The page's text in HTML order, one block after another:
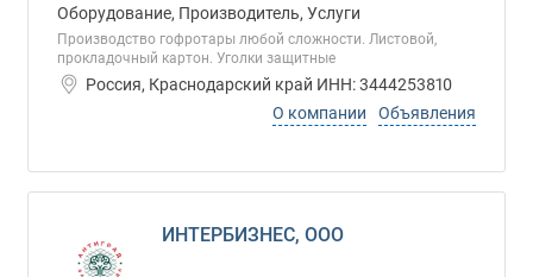
Оборудование, Производитель, Услуги
Производство гофротары любой сложности. Листовой,
прокладочный картон. Уголки защитные
Россия, Краснодарский край ИНН: 3444253810
О компании
Объявления
ИНТЕРБИЗНЕС, ООО